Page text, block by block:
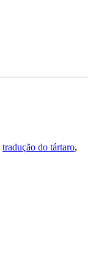
tradução do tártaro,